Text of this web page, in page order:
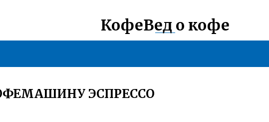
КофеВед о кофе
ЭСПРЕССО